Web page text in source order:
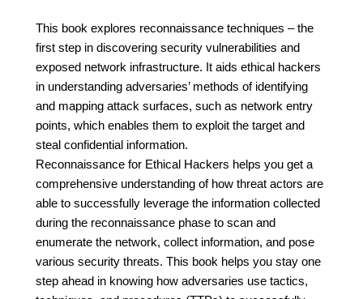
This book explores reconnaissance techniques – the
first step in discovering security vulnerabilities and
exposed network infrastructure. It aids ethical hackers
in understanding adversaries’ methods of identifying
and mapping attack surfaces, such as network entry
points, which enables them to exploit the target and
steal confidential information.
Reconnaissance for Ethical Hackers helps you get a
comprehensive understanding of how threat actors are
able to successfully leverage the information collected
during the reconnaissance phase to scan and
enumerate the network, collect information, and pose
various security threats. This book helps you stay one
step ahead in knowing how adversaries use tactics,